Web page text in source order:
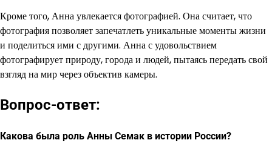
Кроме того, Анна увлекается фотографией. Она считает, что
фотография позволяет запечатлеть уникальные моменты жизни
и поделиться ими с другими. Анна с удовольствием
фотографирует природу, города и людей, пытаясь передать свой
взгляд на мир через объектив камеры.
Вопрос-ответ:
Какова была роль Анны Семак в истории России?